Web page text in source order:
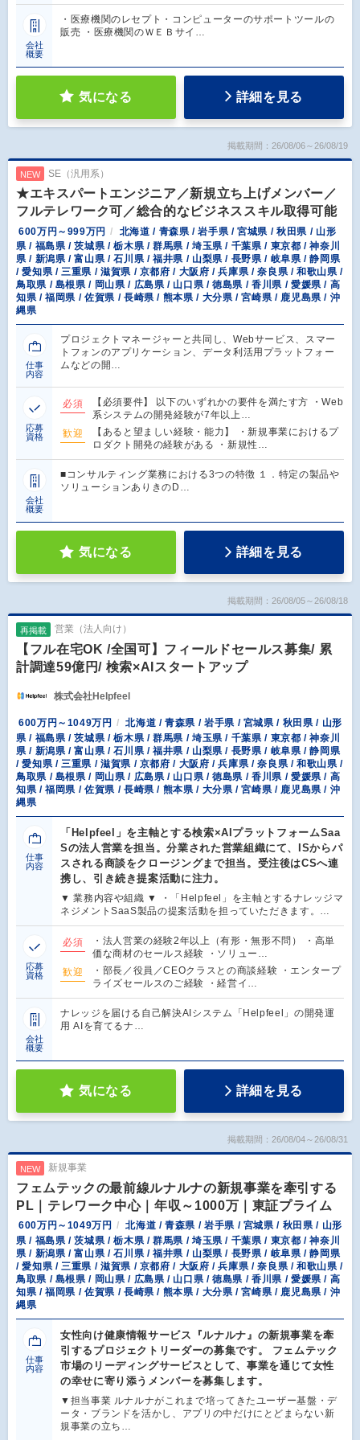
会社
概要
・医療機関のレセプト・コンピューターのサポートツールの
販売 ・医療機関のＷＥＢサイ…
気になる 詳細を見る
掲載期間：26/08/06～26/08/19
NEW SE（汎用系）
★エキスパートエンジニア／新規立ち上げメンバー／
フルテレワーク可／総合的なビジネススキル取得可能
600万円～999万円
北海道 / 青森県 / 岩手県 / 宮城県 / 秋田県 / 山形
県 / 福島県 / 茨城県 / 栃木県 / 群馬県 / 埼玉県 / 千葉県 / 東京都 / 神奈川
県 / 新潟県 / 富山県 / 石川県 / 福井県 / 山梨県 / 長野県 / 岐阜県 / 静岡県
/ 愛知県 / 三重県 / 滋賀県 / 京都府 / 大阪府 / 兵庫県 / 奈良県 / 和歌山県 /
鳥取県 / 島根県 / 岡山県 / 広島県 / 山口県 / 徳島県 / 香川県 / 愛媛県 / 高
知県 / 福岡県 / 佐賀県 / 長崎県 / 熊本県 / 大分県 / 宮崎県 / 鹿児島県 / 沖
縄県
仕事
内容
プロジェクトマネージャーと共同し、Webサービス、スマー
トフォンのアプリケーション、データ利活用プラットフォー
ムなどの開…
応募
資格
必須
【必須要件】 以下のいずれかの要件を満たす方 ・Web
系システムの開発経験が7年以上…
歓迎
【あると望ましい経験・能力】 ・新規事業におけるプ
ロダクト開発の経験がある ・新規性…
会社
概要
■コンサルティング業務における3つの特徴 １．特定の製品や
ソリューションありきのD…
気になる 詳細を見る
掲載期間：26/08/05～26/08/18
再掲載 営業（法人向け）
【フル在宅OK /全国可】フィールドセールス募集/ 累
計調達59億円/ 検索×AIスタートアップ
株式会社Helpfeel
600万円～1049万円
北海道 / 青森県 / 岩手県 / 宮城県 / 秋田県 / 山形
県 / 福島県 / 茨城県 / 栃木県 / 群馬県 / 埼玉県 / 千葉県 / 東京都 / 神奈川
県 / 新潟県 / 富山県 / 石川県 / 福井県 / 山梨県 / 長野県 / 岐阜県 / 静岡県
/ 愛知県 / 三重県 / 滋賀県 / 京都府 / 大阪府 / 兵庫県 / 奈良県 / 和歌山県 /
鳥取県 / 島根県 / 岡山県 / 広島県 / 山口県 / 徳島県 / 香川県 / 愛媛県 / 高
知県 / 福岡県 / 佐賀県 / 長崎県 / 熊本県 / 大分県 / 宮崎県 / 鹿児島県 / 沖
縄県
仕事
内容
「Helpfeel」を主軸とする検索×AIプラットフォームSaa
Sの法人営業を担当。分業された営業組織にて、ISからパ
スされる商談をクロージングまで担当。受注後はCSへ連
携し、引き続き提案活動に注力。
▼ 業務内容や組織 ▼ ・「Helpfeel」を主軸とするナレッジマ
ネジメントSaaS製品の提案活動を担っていただきます。…
応募
資格
必須
・法人営業の経験2年以上（有形・無形不問） ・高単
価な商材のセールス経験 ・ソリュー…
歓迎
・部長／役員／CEOクラスとの商談経験 ・エンタープ
ライズセールスのご経験 ・経営イ…
会社
概要
ナレッジを届ける自己解決AIシステム「Helpfeel」の開発運
用 AIを育てるナ…
気になる 詳細を見る
掲載期間：26/08/04～26/08/31
NEW 新規事業
フェムテックの最前線ルナルナの新規事業を牽引する
PL｜テレワーク中心｜年収～1000万｜東証プライム
600万円～1049万円
北海道 / 青森県 / 岩手県 / 宮城県 / 秋田県 / 山形
県 / 福島県 / 茨城県 / 栃木県 / 群馬県 / 埼玉県 / 千葉県 / 東京都 / 神奈川
県 / 新潟県 / 富山県 / 石川県 / 福井県 / 山梨県 / 長野県 / 岐阜県 / 静岡県
/ 愛知県 / 三重県 / 滋賀県 / 京都府 / 大阪府 / 兵庫県 / 奈良県 / 和歌山県 /
鳥取県 / 島根県 / 岡山県 / 広島県 / 山口県 / 徳島県 / 香川県 / 愛媛県 / 高
知県 / 福岡県 / 佐賀県 / 長崎県 / 熊本県 / 大分県 / 宮崎県 / 鹿児島県 / 沖
縄県
仕事
内容
女性向け健康情報サービス『ルナルナ』の新規事業を牽
引するプロジェクトリーダーの募集です。 フェムテック
市場のリーディングサービスとして、事業を通じて女性
の幸せに寄り添うメンバーを募集します。
▼担当事業 ルナルナがこれまで培ってきたユーザー基盤・デ
ータ・ブランドを活かし、アプリの中だけにとどまらない新
規事業の立ち…